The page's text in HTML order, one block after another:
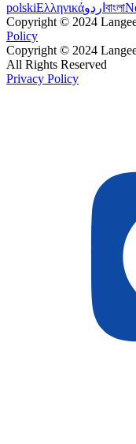
polskiΕλληνικάاردو বাংলা
Copyright © 2024
Policy
Copyright © 2024
All Rights Reserved
Privacy Policy